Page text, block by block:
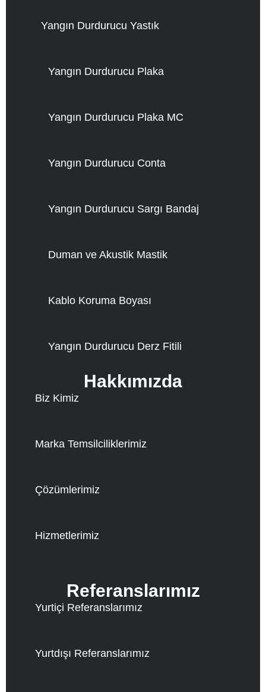
Yangın Durdurucu Yastık
Yangın Durdurucu Plaka
Yangın Durdurucu Plaka MC
Yangın Durdurucu Conta
Yangın Durdurucu Sargı Bandaj
Duman ve Akustik Mastik
Kablo Koruma Boyası
Yangın Durdurucu Derz Fitili
Hakkımızda
Biz Kimiz
Marka Temsilciliklerimiz
Çözümlerimiz
Hizmetlerimiz
Referanslarımız
Yurtiçi Referanslarımız
Yurtdışı Referanslarımız